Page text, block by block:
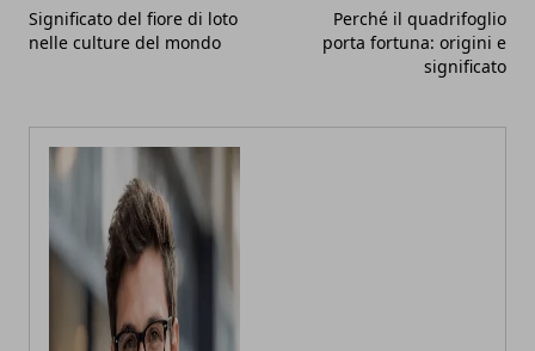
Significato del fiore di loto
nelle culture del mondo
Perché il quadrifoglio
porta fortuna: origini e
significato